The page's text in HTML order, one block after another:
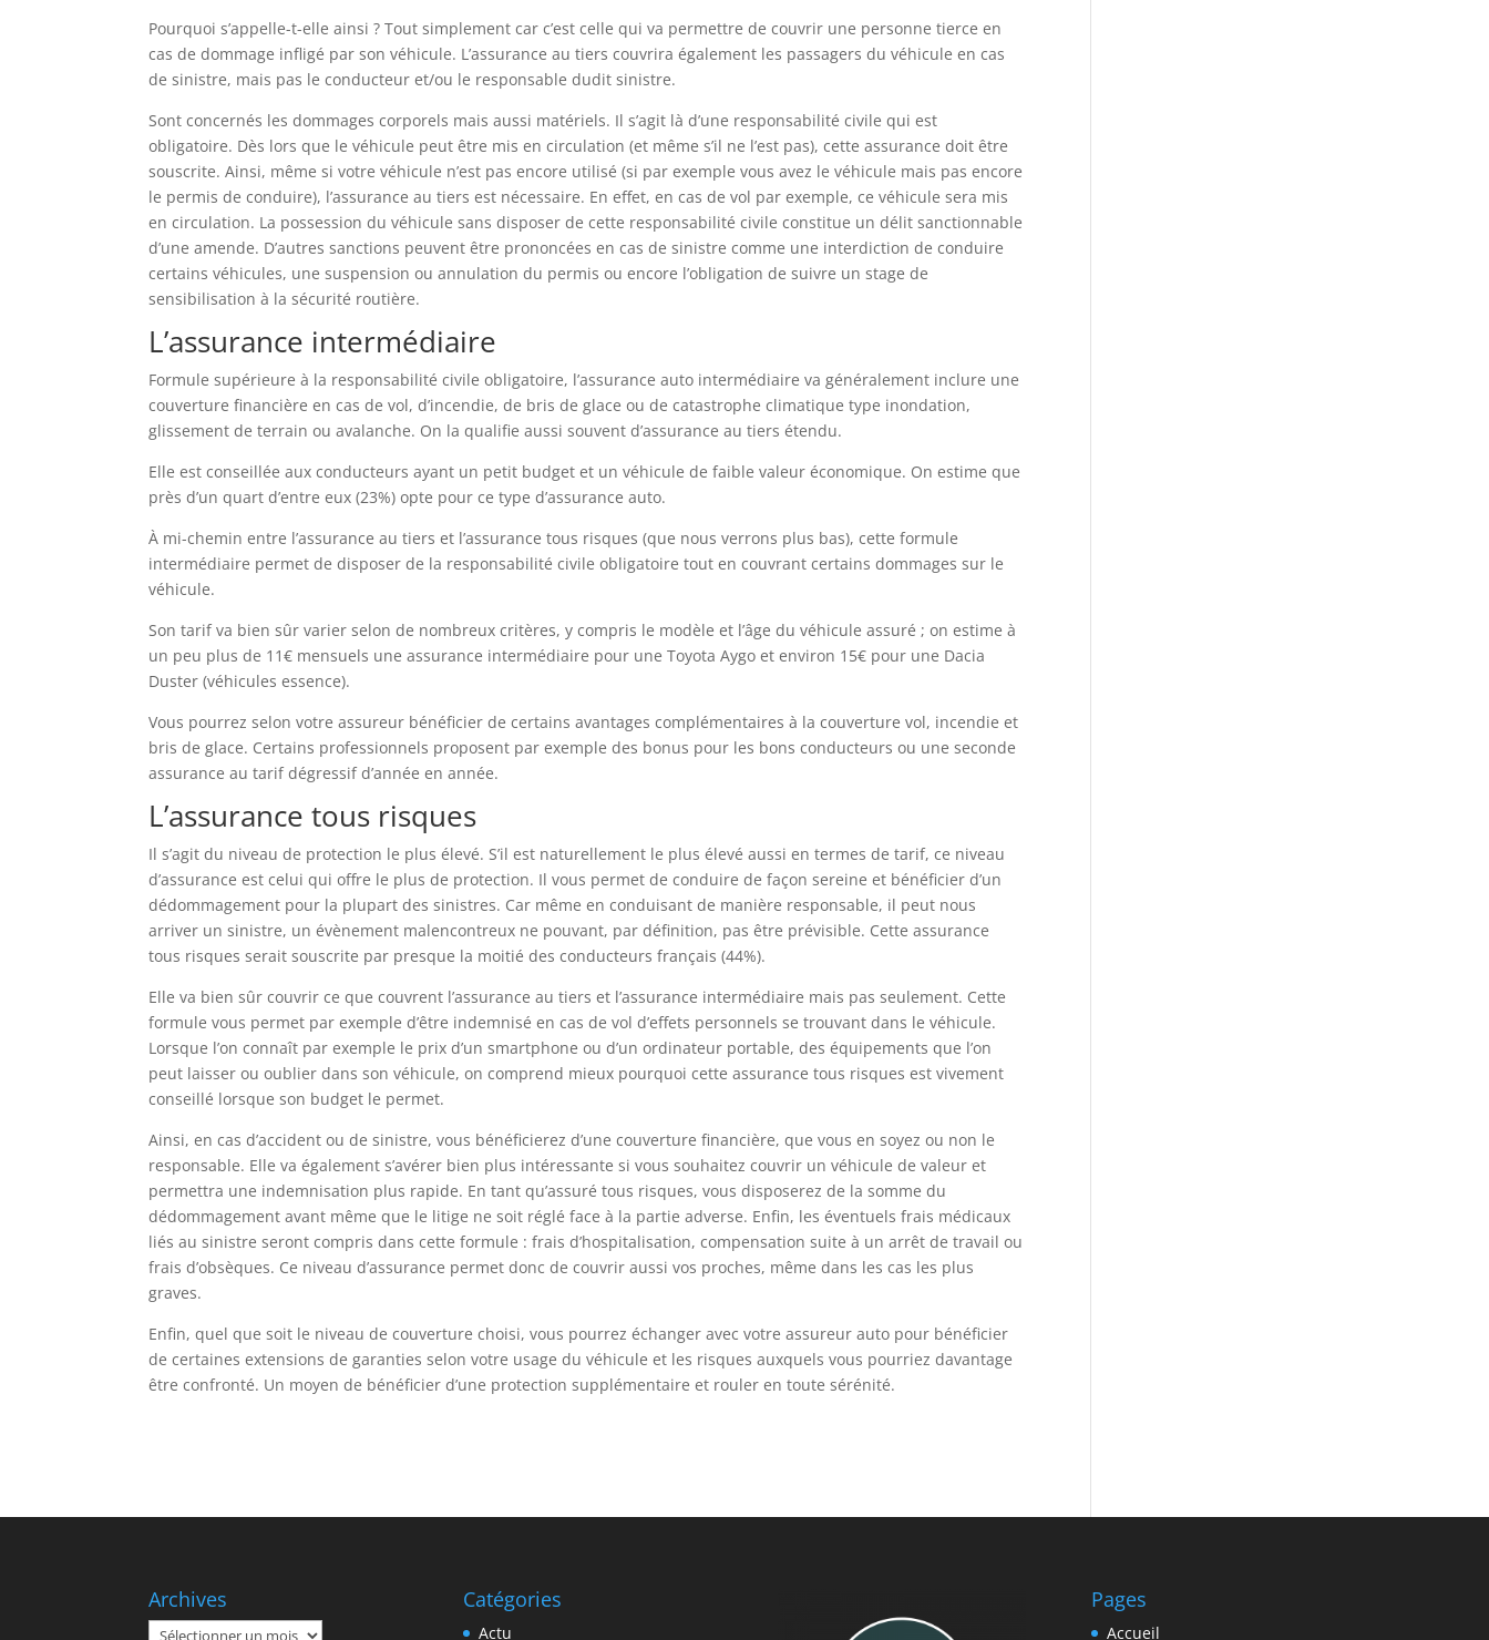
Pourquoi s’appelle-t-elle ainsi ? Tout simplement car c’est celle qui va permettre de couvrir une personne tierce en
cas de dommage infligé par son véhicule. L’assurance au tiers couvrira également les passagers du véhicule en cas
de sinistre, mais pas le conducteur et/ou le responsable dudit sinistre.
Sont concernés les dommages corporels mais aussi matériels. Il s’agit là d’une responsabilité civile qui est
obligatoire. Dès lors que le véhicule peut être mis en circulation (et même s’il ne l’est pas), cette assurance doit être
souscrite. Ainsi, même si votre véhicule n’est pas encore utilisé (si par exemple vous avez le véhicule mais pas encore
le permis de conduire), l’assurance au tiers est nécessaire. En effet, en cas de vol par exemple, ce véhicule sera mis
en circulation. La possession du véhicule sans disposer de cette responsabilité civile constitue un délit sanctionnable
d’une amende. D’autres sanctions peuvent être prononcées en cas de sinistre comme une interdiction de conduire
certains véhicules, une suspension ou annulation du permis ou encore l’obligation de suivre un stage de
sensibilisation à la sécurité routière.
L’assurance intermédiaire
Formule supérieure à la responsabilité civile obligatoire, l’assurance auto intermédiaire va généralement inclure une
couverture financière en cas de vol, d’incendie, de bris de glace ou de catastrophe climatique type inondation,
glissement de terrain ou avalanche. On la qualifie aussi souvent d’assurance au tiers étendu.
Elle est conseillée aux conducteurs ayant un petit budget et un véhicule de faible valeur économique. On estime que
près d’un quart d’entre eux (23%) opte pour ce type d’assurance auto.
À mi-chemin entre l’assurance au tiers et l’assurance tous risques (que nous verrons plus bas), cette formule
intermédiaire permet de disposer de la responsabilité civile obligatoire tout en couvrant certains dommages sur le
véhicule.
Son tarif va bien sûr varier selon de nombreux critères, y compris le modèle et l’âge du véhicule assuré ; on estime à
un peu plus de 11€ mensuels une assurance intermédiaire pour une Toyota Aygo et environ 15€ pour une Dacia
Duster (véhicules essence).
Vous pourrez selon votre assureur bénéficier de certains avantages complémentaires à la couverture vol, incendie et
bris de glace. Certains professionnels proposent par exemple des bonus pour les bons conducteurs ou une seconde
assurance au tarif dégressif d’année en année.
L’assurance tous risques
Il s’agit du niveau de protection le plus élevé. S’il est naturellement le plus élevé aussi en termes de tarif, ce niveau
d’assurance est celui qui offre le plus de protection. Il vous permet de conduire de façon sereine et bénéficier d’un
dédommagement pour la plupart des sinistres. Car même en conduisant de manière responsable, il peut nous
arriver un sinistre, un évènement malencontreux ne pouvant, par définition, pas être prévisible. Cette assurance
tous risques serait souscrite par presque la moitié des conducteurs français (44%).
Elle va bien sûr couvrir ce que couvrent l’assurance au tiers et l’assurance intermédiaire mais pas seulement. Cette
formule vous permet par exemple d’être indemnisé en cas de vol d’effets personnels se trouvant dans le véhicule.
Lorsque l’on connaît par exemple le prix d’un smartphone ou d’un ordinateur portable, des équipements que l’on
peut laisser ou oublier dans son véhicule, on comprend mieux pourquoi cette assurance tous risques est vivement
conseillé lorsque son budget le permet.
Ainsi, en cas d’accident ou de sinistre, vous bénéficierez d’une couverture financière, que vous en soyez ou non le
responsable. Elle va également s’avérer bien plus intéressante si vous souhaitez couvrir un véhicule de valeur et
permettra une indemnisation plus rapide. En tant qu’assuré tous risques, vous disposerez de la somme du
dédommagement avant même que le litige ne soit réglé face à la partie adverse. Enfin, les éventuels frais médicaux
liés au sinistre seront compris dans cette formule : frais d’hospitalisation, compensation suite à un arrêt de travail ou
frais d’obsèques. Ce niveau d’assurance permet donc de couvrir aussi vos proches, même dans les cas les plus
graves.
Enfin, quel que soit le niveau de couverture choisi, vous pourrez échanger avec votre assureur auto pour bénéficier
de certaines extensions de garanties selon votre usage du véhicule et les risques auxquels vous pourriez davantage
être confronté. Un moyen de bénéficier d’une protection supplémentaire et rouler en toute sérénité.
Archives
Archives
Catégories
Actu
Pages
Accueil